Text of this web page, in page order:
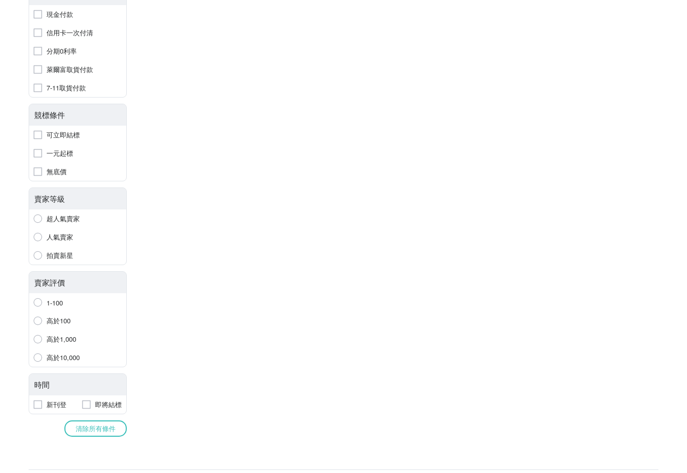
現金付款
信用卡一次付清
分期0利率
萊爾富取貨付款
7-11取貨付款
競標條件
可立即結標
一元起標
無底價
賣家等級
超人氣賣家
人氣賣家
拍賣新星
賣家評價
1-100
高於100
高於1,000
高於10,000
時間
新刊登 即將結標
清除所有條件